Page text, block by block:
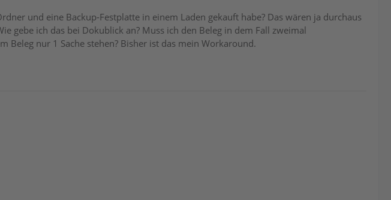
und eine Backup-Festplatte in einem Laden gekauft habe? Das wären ja durchaus
gebe ich das bei Dokublick an? Muss ich den Beleg in dem Fall zweimal
nur 1 Sache stehen? Bisher ist das mein Workaround.